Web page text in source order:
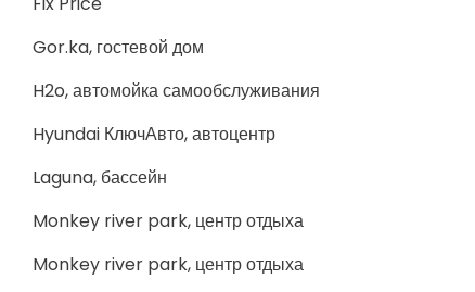
Gor.ka, гостевой дом
H2o, автомойка самообслуживания
Hyundai КлючАвто, автоцентр
Laguna, бассейн
Monkey river park, центр отдыха
Monkey river park, центр отдыха